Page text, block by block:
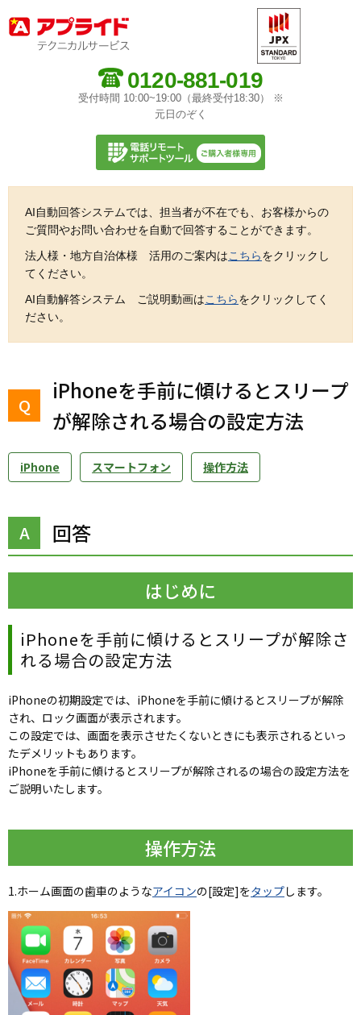
0120-881-019
受付時間 10:00~19:00（最終受付18:30） ※
元日のぞく
AI自動回答システムでは、担当者が不在でも、お客様からの
ご質問やお問い合わせを自動で回答することができます。
法人様・地方自治体様 活用のご案内はこちらをクリックし
てください。
AI自動解答システム ご説明動画はこちらをクリックしてく
ださい。
iPhoneを手前に傾けるとスリープ
が解除される場合の設定方法
iPhone スマートフォン 操作方法
回答
はじめに
iPhoneを手前に傾けるとスリープが解除さ
れる場合の設定方法
iPhoneの初期設定では、iPhoneを手前に傾けるとスリープが解除
され、ロック画面が表示されます。
この設定では、画面を表示させたくないときにも表示されるといっ
たデメリットもあります。
iPhoneを手前に傾けるとスリープが解除されるの場合の設定方法を
ご説明いたします。
操作方法
1.ホーム画面の歯車のようなアイコンの[設定]をタップします。